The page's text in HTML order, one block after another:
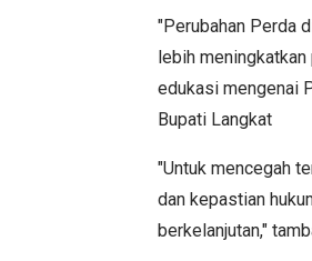
"Perubahan Perda
lebih
edukasi mengenai
Bupati Langkat
"Untuk mencegah
dan kepastian
berkelanjutan,"